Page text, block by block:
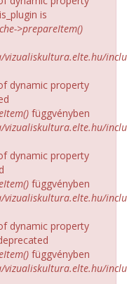
is
>prepareItem()
dynamic property
függvényben
dynamic property
függvényben
dynamic property
függvényben